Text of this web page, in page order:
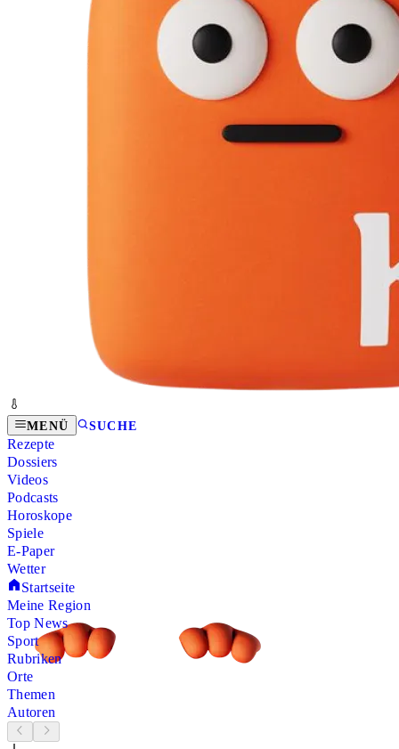
MENÜ SUCHE
Rezepte
Dossiers
Videos
Podcasts
Horoskope
Spiele
E-Paper
Wetter
Startseite
Meine Region
Top News
Sport
Rubriken
Orte
Themen
Autoren